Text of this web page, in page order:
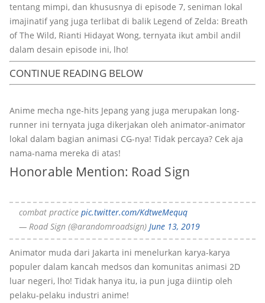
tentang mimpi, dan khususnya di episode 7, seniman lokal
imajinatif yang juga terlibat di balik Legend of Zelda: Breath
of The Wild, Rianti Hidayat Wong, ternyata ikut ambil andil
dalam desain episode ini, lho!
CONTINUE READING BELOW
Anime mecha nge-hits Jepang yang juga merupakan long-
runner ini ternyata juga dikerjakan oleh animator-animator
lokal dalam bagian animasi CG-nya! Tidak percaya? Cek aja
nama-nama mereka di atas!
Honorable Mention: Road Sign
combat practice pic.twitter.com/KdtweMequq
— Road Sign (@arandomroadsign) June 13, 2019
Animator muda dari Jakarta ini menelurkan karya-karya
populer dalam kancah medsos dan komunitas animasi 2D
luar negeri, lho! Tidak hanya itu, ia pun juga diintip oleh
pelaku-pelaku industri anime!